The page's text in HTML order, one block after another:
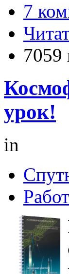
7
7059
урок!
in